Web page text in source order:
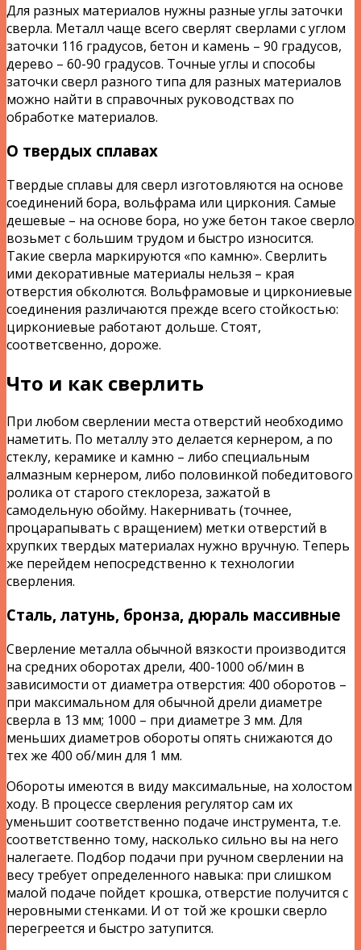
Для разных материалов нужны разные углы заточки
сверла. Металл чаще всего сверлят сверлами с углом
заточки 116 градусов, бетон и камень – 90 градусов,
дерево – 60-90 градусов. Точные углы и способы
заточки сверл разного типа для разных материалов
можно найти в справочных руководствах по
обработке материалов.
О твердых сплавах
Твердые сплавы для сверл изготовляются на основе
соединений бора, вольфрама или циркония. Самые
дешевые – на основе бора, но уже бетон такое сверло
возьмет с большим трудом и быстро износится.
Такие сверла маркируются «по камню». Сверлить
ими декоративные материалы нельзя – края
отверстия обколются. Вольфрамовые и циркониевые
соединения различаются прежде всего стойкостью:
циркониевые работают дольше. Стоят,
соответсвенно, дороже.
Что и как сверлить
При любом сверлении места отверстий необходимо
наметить. По металлу это делается кернером, а по
стеклу, керамике и камню – либо специальным
алмазным кернером, либо половинкой победитового
ролика от старого стеклореза, зажатой в
самодельную обойму. Накернивать (точнее,
процарапывать с вращением) метки отверстий в
хрупких твердых материалах нужно вручную. Теперь
же перейдем непосредственно к технологии
сверления.
Сталь, латунь, бронза, дюраль массивные
Сверление металла обычной вязкости производится
на средних оборотах дрели, 400-1000 об/мин в
зависимости от диаметра отверстия: 400 оборотов –
при максимальном для обычной дрели диаметре
сверла в 13 мм; 1000 – при диаметре 3 мм. Для
меньших диаметров обороты опять снижаются до
тех же 400 об/мин для 1 мм.
Обороты имеются в виду максимальные, на холостом
ходу. В процессе сверления регулятор сам их
уменьшит соответственно подаче инструмента, т.е.
соответственно тому, насколько сильно вы на него
налегаете. Подбор подачи при ручном сверлении на
весу требует определенного навыка: при слишком
малой подаче пойдет крошка, отверстие получится с
неровными стенками. И от той же крошки сверло
перегреется и быстро затупится.